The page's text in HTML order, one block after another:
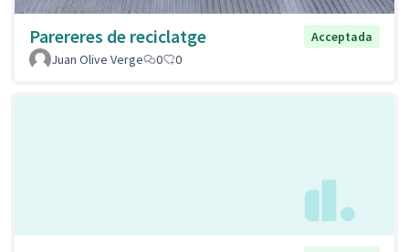
Parereres de reciclatge
Acceptada
Juan Olive Verge
0 0